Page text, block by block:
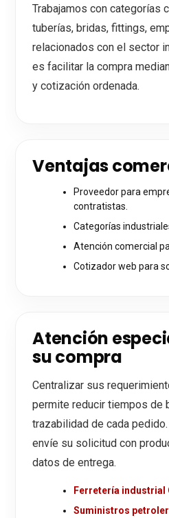
Trabajamos con categorías
tuberías, bridas, fittings,
relacionados con el sector
es facilitar la compra
y cotización ordenada.
Ventajas
Proveedor para
contratistas.
Categorías
Atención comercial
Cotizador web para
Atención
su compra
Centralizar sus
permite reducir tiempos de
trazabilidad de cada
envíe su solicitud con
datos de entrega.
Ferretería industrial
Suministros